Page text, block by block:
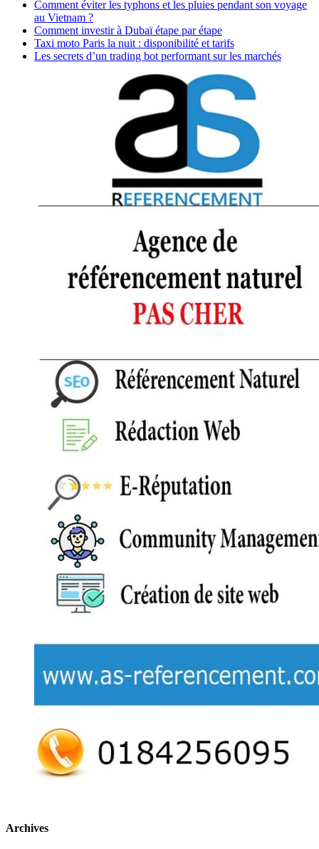
Comment éviter les typhons et les pluies pendant son voyage
au Vietnam ?
Comment investir à Dubaï étape par étape
Taxi moto Paris la nuit : disponibilité et tarifs
Les secrets d’un trading bot performant sur les marchés
Archives